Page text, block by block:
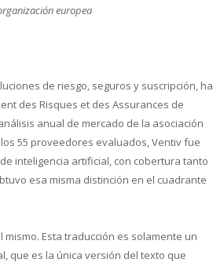
europea
de riesgo, seguros y suscripción, ha
des Risques et des Assurances de
anual de mercado de la asociación
55 proveedores evaluados, Ventiv fue
inteligencia artificial, con cobertura tanto
esa misma distinción en el cuadrante
Esta traducción es solamente un
que es la única versión del texto que